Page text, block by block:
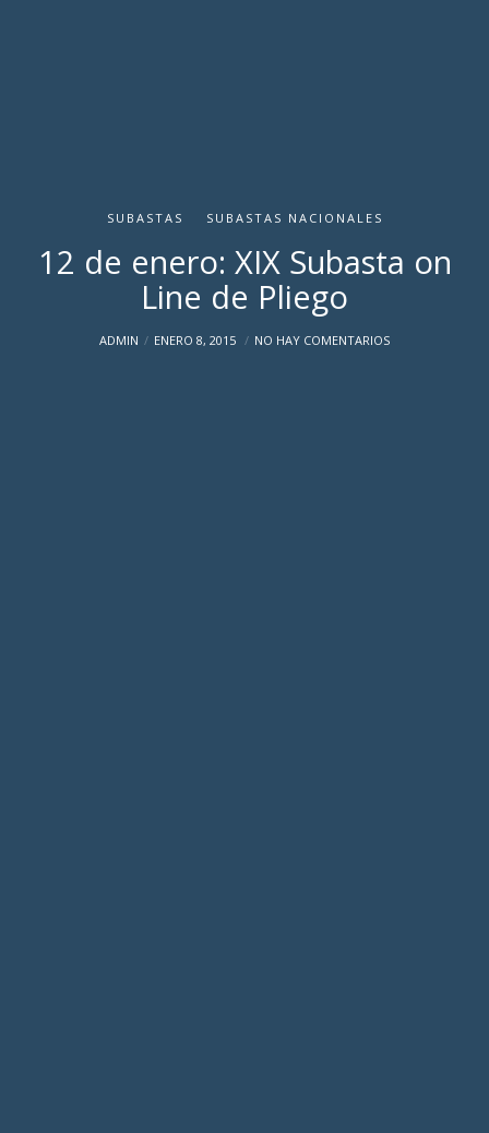
SUBASTAS SUBASTAS NACIONALES
12 de enero: XIX Subasta on
Line de Pliego
ADMIN ENERO 8, 2015 NO HAY COMENTARIOS